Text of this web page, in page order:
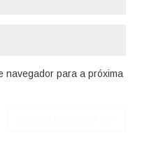
navegador para a próxima